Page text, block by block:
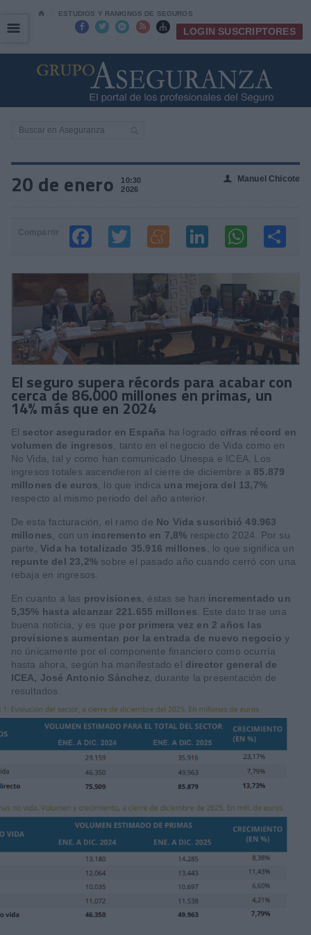
⌂ ESTUDIOS Y RANKINGS DE SEGUROS
     LOGIN SUSCRIPTORES
☰
☰
20 de enero
10:30
2026
👤 Manuel Chicote
El seguro supera récords para acabar con
cerca de 86.000 millones en primas, un
14% más que en 2024
El sector asegurador en España ha logrado cifras récord en
volumen de ingresos , tanto en el negocio de Vida como en
No Vida, tal y como han comunicado Unespa e ICEA. Los
ingresos totales ascendieron al cierre de diciembre a 85.879
millones de euros , lo que indica una mejora del 13,7%
respecto al mismo periodo del año anterior.
De esta facturación, el ramo de No Vida suscribió 49.963
millones , con un incremento en 7,8% respecto 2024. Por su
parte,Vida ha totalizado 35.916 millones
, lo que significa un
repunte del 23,2% sobre el pasado año cuando cerró con una
rebaja en ingresos.
En cuanto a las provisiones , éstas se han incrementado un
5,35% hasta alcanzar 221.655 millones . Este dato trae una
buena noticia, y es que por primera vez en 2 años las
provisiones aumentan por la entrada de nuevo negocio y
no únicamente por el componente financiero como ocurría
hasta ahora, según ha manifestado el director general de
ICEA, José Antonio Sánchez , durante la presentación de
resultados.